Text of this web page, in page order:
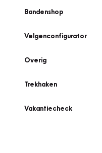
Bandenshop
Velgenconfigurator
Overig
Trekhaken
Vakantiecheck